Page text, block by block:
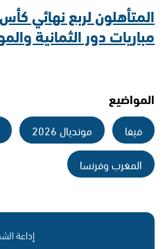
مباريات دور الثمانية
المواضيع
فيفا مونديال 2026
المغرب وفرنسا
إذاعة